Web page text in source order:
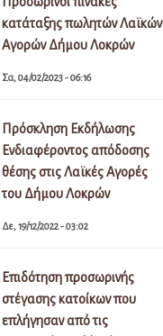
κατάταξης πωλητών Λαϊκών
Αγορών Δήμου Λοκρών
Σα, 04/02/2023 - 06:16
Πρόσκληση Εκδήλωσης
Ενδιαφέροντος απόδοσης
θέσης στις Λαϊκές Αγορές
του Δήμου Λοκρών
Δε, 19/12/2022 - 03:02
Επιδότηση προσωρινής
στέγασης κατοίκων που
επλήγησαν από τις